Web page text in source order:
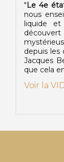
"Le 4e
nous
liquide
découvert
depuis les
Jacques
que cela
Voir la